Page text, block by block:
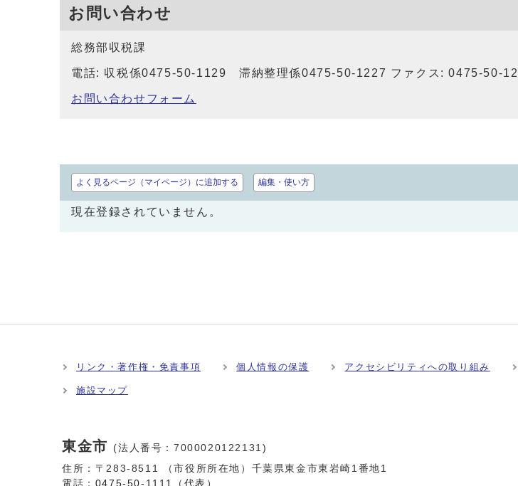
お問い合わせ
総務部収税課
電話: 収税係0475-50-1129 滞納整理係0475-50-1227 ファクス: 0475-50-
お問い合わせフォーム
よく見るページ（マイページ）に追加する 編集・使い方
現在登録されていません。
リンク・著作権・免責事項 個人情報の保護 アクセシビリティへの取り組み
施設マップ
東金市
(法人番号：7000020122131)
住所：〒283-8511 （市役所所在地）千葉県東金市東岩崎1番地1
電話： 0475-50-1111（代表）